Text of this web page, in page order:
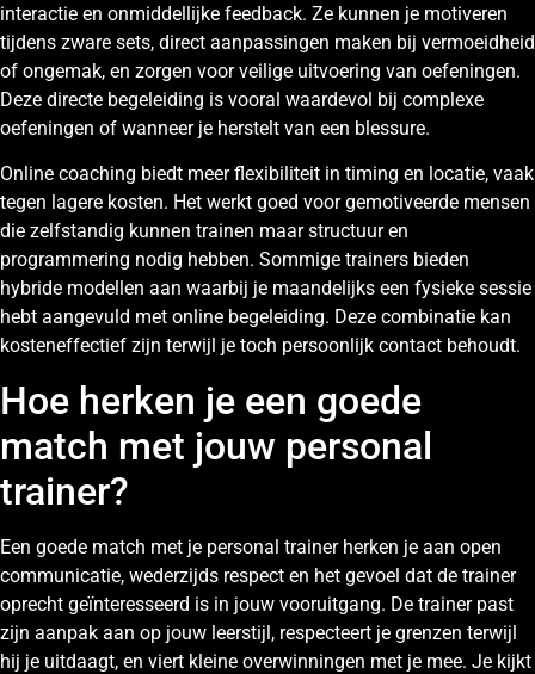
interactie en onmiddellijke feedback. Ze kunnen je motiveren
tijdens zware sets, direct aanpassingen maken bij vermoeidheid
of ongemak, en zorgen voor veilige uitvoering van oefeningen.
Deze directe begeleiding is vooral waardevol bij complexe
oefeningen of wanneer je herstelt van een blessure.
Online coaching biedt meer flexibiliteit in timing en locatie, vaak
tegen lagere kosten. Het werkt goed voor gemotiveerde mensen
die zelfstandig kunnen trainen maar structuur en
programmering nodig hebben. Sommige trainers bieden
hybride modellen aan waarbij je maandelijks een fysieke sessie
hebt aangevuld met online begeleiding. Deze combinatie kan
kosteneffectief zijn terwijl je toch persoonlijk contact behoudt.
Hoe herken je een goede
match met jouw personal
trainer?
Een goede match met je personal trainer herken je aan open
communicatie, wederzijds respect en het gevoel dat de trainer
oprecht geïnteresseerd is in jouw vooruitgang. De trainer past
zijn aanpak aan op jouw leerstijl, respecteert je grenzen terwijl
hij je uitdaagt, en viert kleine overwinningen met je mee. Je kijkt